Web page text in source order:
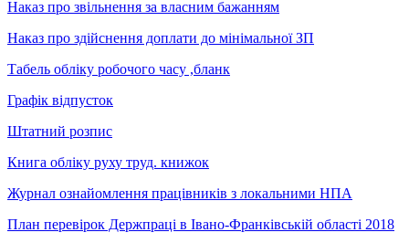
Наказ про звільнення за власним бажанням
Наказ про здійснення доплати до мінімальної ЗП
Табель обліку робочого часу ,бланк
Графік відпусток
Штатний розпис
Книга обліку руху труд. книжок
Журнал ознайомлення працівників з локальними НПА
План перевірок Держпраці в Івано-Франківській області 2018